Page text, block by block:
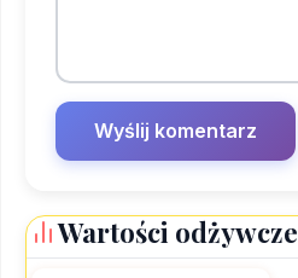
Wartości odżywcze